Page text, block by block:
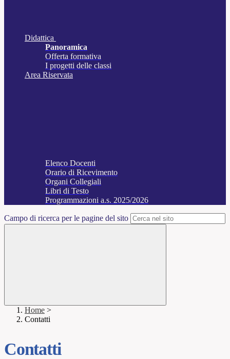
Didattica
Panoramica
Offerta formativa
I progetti delle classi
Area Riservata
Elenco Docenti
Orario di Ricevimento
Organi Collegiali
Libri di Testo
Programmazioni a.s. 2025/2026
Campo di ricerca per le pagine del sito
Home >
Contatti
Contatti